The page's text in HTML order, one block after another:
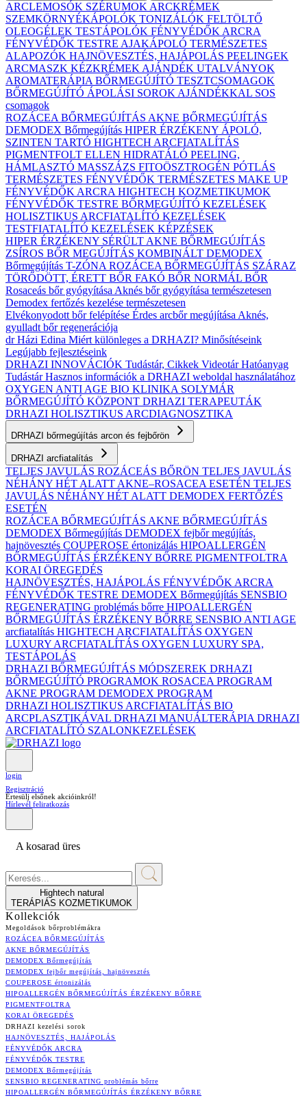
ARCLEMOSÓK SZÉRUMOK ARCKRÉMEK
SZEMKÖRNYÉKÁPOLÓK TONIZÁLÓK FELTÖLTŐ
OLEOGÉLEK TESTÁPOLÓK FÉNYVÉDŐK ARCRA
FÉNYVÉDŐK TESTRE AJAKÁPOLÓ TERMÉSZETES
ALAPOZÓK HAJNÖVESZTÉS, HAJÁPOLÁS PEELINGEK
ARCMASZK KÉZKRÉMEK AJÁNDÉK UTALVÁNYOK
AROMATERÁPIA BŐRMEGÚJÍTÓ TESZTCSOMAGOK
BŐRMEGÚJÍTÓ ÁPOLÁSI SOROK AJÁNDÉKKAL SOS
csomagok
ROZÁCEA BŐRMEGÚJÍTÁS AKNE BŐRMEGÚJÍTÁS
DEMODEX Bőrmegújítás HIPER ÉRZÉKENY ÁPOLÓ,
SZINTEN TARTÓ HIGHTECH ARCFIATALÍTÁS
PIGMENTFOLT ELLEN HIDRATÁLÓ PEELING,
HÁMLASZTÓ MASSZÁZS FITOÖSZTROGÉN PÓTLÁS
TERMÉSZETES FÉNYVÉDŐK TERMÉSZETES MAKE UP
FÉNYVÉDŐK ARCRA HIGHTECH KOZMETIKUMOK
FÉNYVÉDŐK TESTRE BŐRMEGÚJÍTÓ KEZELÉSEK
HOLISZTIKUS ARCFIATALÍTÓ KEZELÉSEK
TESTFIATALÍTÓ KEZELÉSEK KÉPZÉSEK
HIPER ÉRZÉKENY SÉRÜLT AKNE BŐRMEGÚJÍTÁS
ZSÍROS BŐR MEGÚJÍTÁS KOMBINÁLT DEMODEX
Bőrmegújítás T-ZÓNA ROZÁCEA BŐRMEGÚJÍTÁS SZÁRAZ
TÖRŐDÖTT, ÉRETT BŐR FAKÓ BŐR NORMÁL BŐR
Rosaceás bőr gyógyítása Aknés bőr gyógyítása természetesen
Demodex fertőzés kezelése természetesen
Elvékonyodott bőr felépítése Érdes arcbőr megújítása Aknés,
gyulladt bőr regenerációja
dr Házi Edina Miért különleges a DRHAZI? Minősítéseink
Legújabb fejlesztéseink
DRHAZI INNOVÁCIÓK Tudástár, Cikkek VideotárHatóanyag
TudástárHasznos információk a DRHAZI weboldal használatához
OXYGEN ANTI AGE BIO KLINIKA SOLYMÁR
BŐRMEGÚJÍTÓ KÖZPONT DRHAZI TERAPEUTÁK
DRHAZI HOLISZTIKUS ARCDIAGNOSZTIKA
DRHAZI bőrmegújítás arcon és fejbőrön
DRHAZI arcfiatalítás
TELJES JAVULÁS ROZÁCEÁS BŐRÖN TELJES JAVULÁS
NÉHÁNY HÉT ALATT AKNE–ROSACEA ESETÉN TELJES
JAVULÁS NÉHÁNY HÉT ALATT DEMODEX FERTŐZÉS
ESETÉN
ROZÁCEA BŐRMEGÚJÍTÁS AKNE BŐRMEGÚJÍTÁS
DEMODEX Bőrmegújítás DEMODEX fejbőr megújítás,
hajnövesztés COUPEROSE értonizálás HIPOALLERGÉN
BŐRMEGÚJÍTÁS ÉRZÉKENY BŐRRE PIGMENTFOLTRA
KORAI ÖREGEDÉS
HAJNÖVESZTÉS, HAJÁPOLÁS FÉNYVÉDŐK ARCRA
FÉNYVÉDŐK TESTRE DEMODEX Bőrmegújítás SENSBIO
REGENERATING problémás bőrre HIPOALLERGÉN
BŐRMEGÚJÍTÁS ÉRZÉKENY BŐRRE SENSBIO ANTI AGE
arcfiatalítás HIGHTECH ARCFIATALÍTÁS OXYGEN
LUXURY ARCFIATALÍTÁS OXYGEN LUXURY SPA,
TESTÁPOLÁS
DRHAZI BŐRMEGÚJÍTÁS MÓDSZEREK DRHAZI
BŐRMEGÚJÍTÓ PROGRAMOK ROSACEA PROGRAM
AKNE PROGRAM DEMODEX PROGRAM
DRHAZI HOLISZTIKUS ARCFIATALÍTÁS BIO
ARCPLASZTIKÁVAL DRHAZI MANUÁLTERÁPIA DRHAZI
ARCFIATALÍTÓ SZALONKEZELÉSEK
login
Regisztráció
Értesülj elsőnek akcióinkról!
Hírlevél feliratkozás
A kosarad üres
Hightech natural
TERÁPIÁS KOZMETIKUMOK
Kollekciók
Megoldások bőrproblémákra
ROZÁCEA BŐRMEGÚJÍTÁS
AKNE BŐRMEGÚJÍTÁS
DEMODEX Bőrmegújítás
DEMODEX fejbőr megújítás, hajnövesztés
COUPEROSE értonizálás
HIPOALLERGÉN BŐRMEGÚJÍTÁS ÉRZÉKENY BŐRRE
PIGMENTFOLTRA
KORAI ÖREGEDÉS
DRHAZI kezelési sorok
HAJNÖVESZTÉS, HAJÁPOLÁS
FÉNYVÉDŐK ARCRA
FÉNYVÉDŐK TESTRE
DEMODEX Bőrmegújítás
SENSBIO REGENERATING problémás bőrre
HIPOALLERGÉN BŐRMEGÚJÍTÁS ÉRZÉKENY BŐRRE